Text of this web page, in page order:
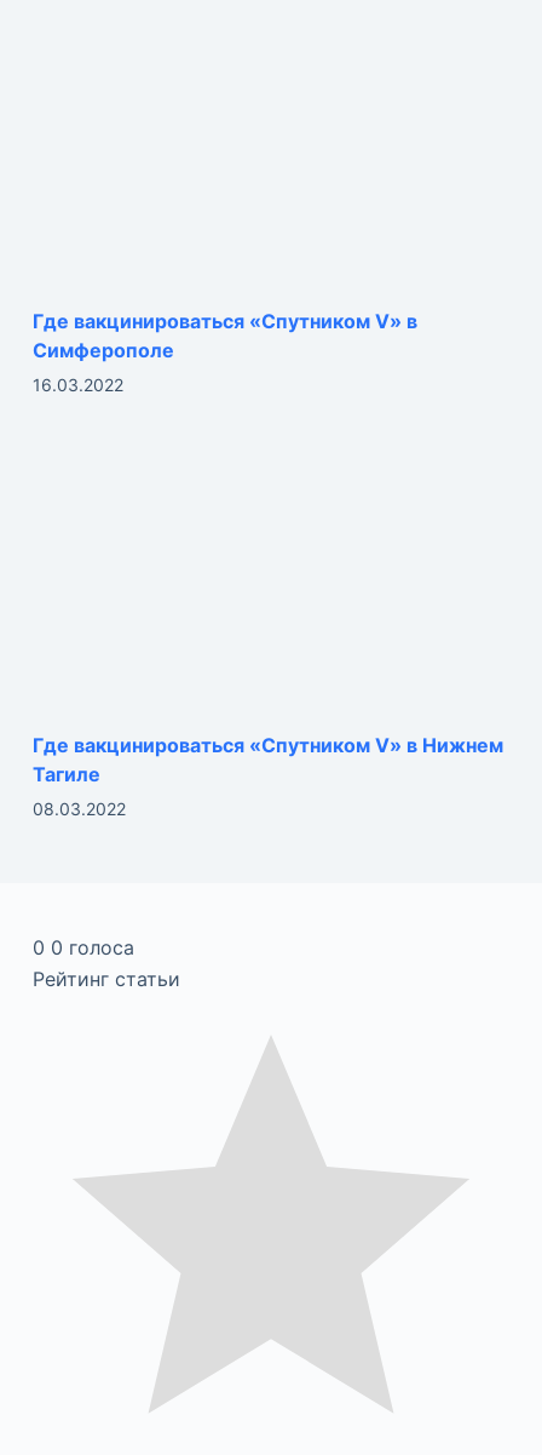
Где вакцинироваться «Спутником V» в
Симферополе
16.03.2022
Где вакцинироваться «Спутником V» в Нижнем
Тагиле
08.03.2022
0 0 голоса
Рейтинг статьи